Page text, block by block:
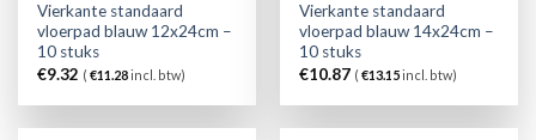
Vierkante standaard
vloerpad blauw 12x24cm –
10 stuks
€9.32 (€11.28incl. btw)
Vierkante standaard
vloerpad blauw 14x24cm –
10 stuks
€10.87 (€13.15incl. btw)